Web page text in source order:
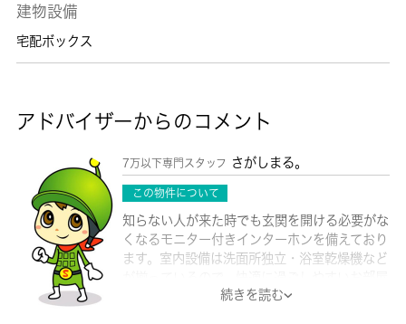
建物設備
宅配ボックス
アドバイザーからのコメント
7万以下専門スタッフ さがしまる。
この物件について
知らない人が来た時でも玄関を開ける必要がな
くなるモニター付きインターホンを備えており
ます。室内設備は洗面所独立・浴室乾燥機など
になります。火が出ない電気コンロをご利用い
続きを読む